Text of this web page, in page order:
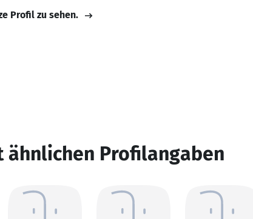
Profil zu sehen.
ähnlichen Profilangaben